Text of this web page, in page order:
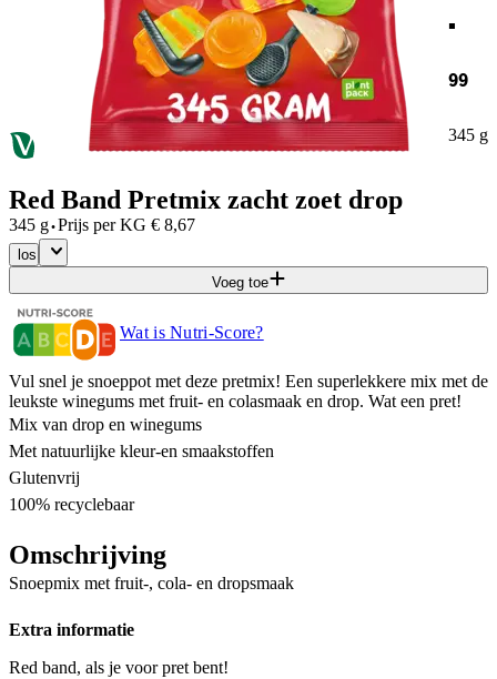
.
99
345 g
Red Band Pretmix zacht zoet drop
345 g·Prijs per KG € 8,67
los
Voeg toe
Wat is Nutri-Score?
Vul snel je snoeppot met deze pretmix! Een superlekkere mix met de
leukste winegums met fruit- en colasmaak en drop. Wat een pret!
Mix van drop en winegums
Met natuurlijke kleur-en smaakstoffen
Glutenvrij
100% recyclebaar
Omschrijving
Snoepmix met fruit-, cola- en dropsmaak
Extra informatie
Red band, als je voor pret bent!